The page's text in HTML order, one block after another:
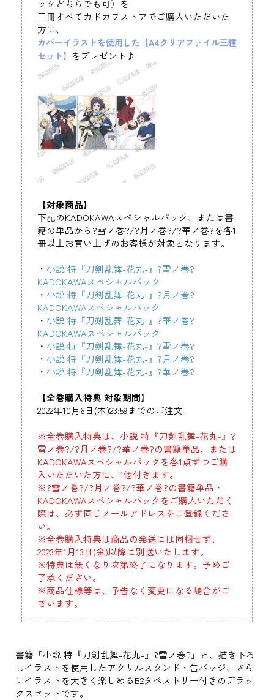
ックどちらでも可）を
三冊すべてカドカワストアでご購入いただいた
方に、
カバーイラストを使用した【A4クリアファイル三種
セット】 をプレゼント♪
【対象商品】
下記のKADOKAWAスペシャルパック、または書
籍の単品から?雪ノ巻?/?月ノ巻?/?華ノ巻?を各1
冊以上お買い上げのお客様が対象となります。
・ 小説 特『刀剣乱舞-花丸-』?雪ノ巻?
KADOKAWAスペシャルパック
・ 小説 特『刀剣乱舞-花丸-』?月ノ巻?
KADOKAWAスペシャルパック
・ 小説 特『刀剣乱舞-花丸-』?華ノ巻?
KADOKAWAスペシャルパック
・ 小説 特『刀剣乱舞-花丸-』?雪ノ巻?
・ 小説 特『刀剣乱舞-花丸-』?月ノ巻?
・ 小説 特『刀剣乱舞-花丸-』?華ノ巻?
【全巻購入特典 対象期間】
2022年10月6日(木)23:59までのご注文
※全巻購入特典は、小説 特『刀剣乱舞-花丸-』?
雪ノ巻?/?月ノ巻?/?華ノ巻?の書籍単品、または
KADOKAWAスペシャルパックを各1点ずつご購
入いただいた方に、1個付きます。
※?雪ノ巻?/?月ノ巻?/?華ノ巻?の書籍単品・
KADOKAWAスペシャルパックをご購入いただく
際は、必ず同じメールアドレスをご登録くださ
い。
※全巻購入特典は商品の発送には同梱せず、
2023年1月13日(金)以降に別送いたします。
※特典は無くなり次第終了になります。予めご
了承ください。
※商品仕様等は、予告なく変更になる場合がご
ざいます。
書籍「小説 特『刀剣乱舞-花丸-』?雪ノ巻?」と、描き下ろ
しイラストを使用したアクリルスタンド・缶バッジ、さら
にイラストを大きく楽しめるB2タペストリー付きのデラッ
クスセットです。